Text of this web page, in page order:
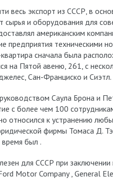
весь экспорт из СССР, в
сырья и оборудования для
американским
предприятия техническими
сначала была
на Пятой авеню, 261, с
Сан-Франциско и Сиэтл.
Саула Брона и
с более чем 100
относился к устранению
фирмы Томаса Д.
был .
для СССР при заключении
Motor Company , General